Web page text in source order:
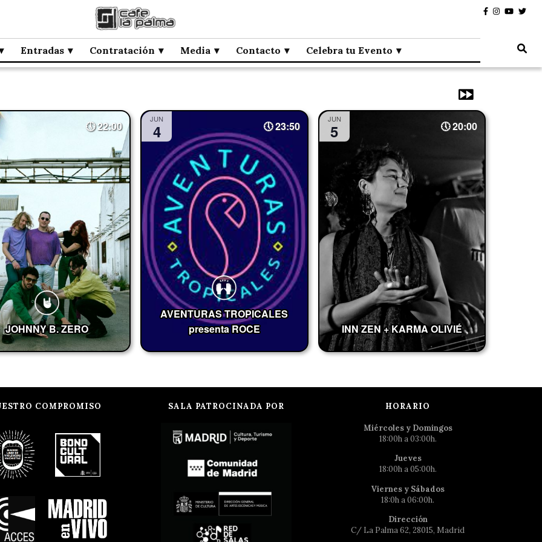
Entradas Contratación Media Contacto Celebra tu Evento
22:00
JOHNNY B. ZERO
JUN
4 23:50
AVENTURAS TROPICALES
presenta ROCE
JUN
5 20:00
INN ZEN + KARMA OLIVIÉ
COMPROMISO SALA PATROCINADA POR HORARIO
Miércoles y Domingos
18:00h a 03:00h.
Jueves
18:00h a 05:00h.
Viernes y Sábados
18:0h a 06:00h.
Dirección
C/ La Palma 62, 28015, Madrid